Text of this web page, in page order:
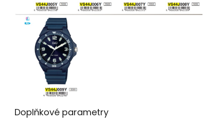
Doplňkové parametry